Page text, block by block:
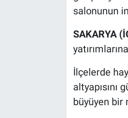
salonunun
SAKARYA
İlçelerde
altyapısını
büyüyen bir